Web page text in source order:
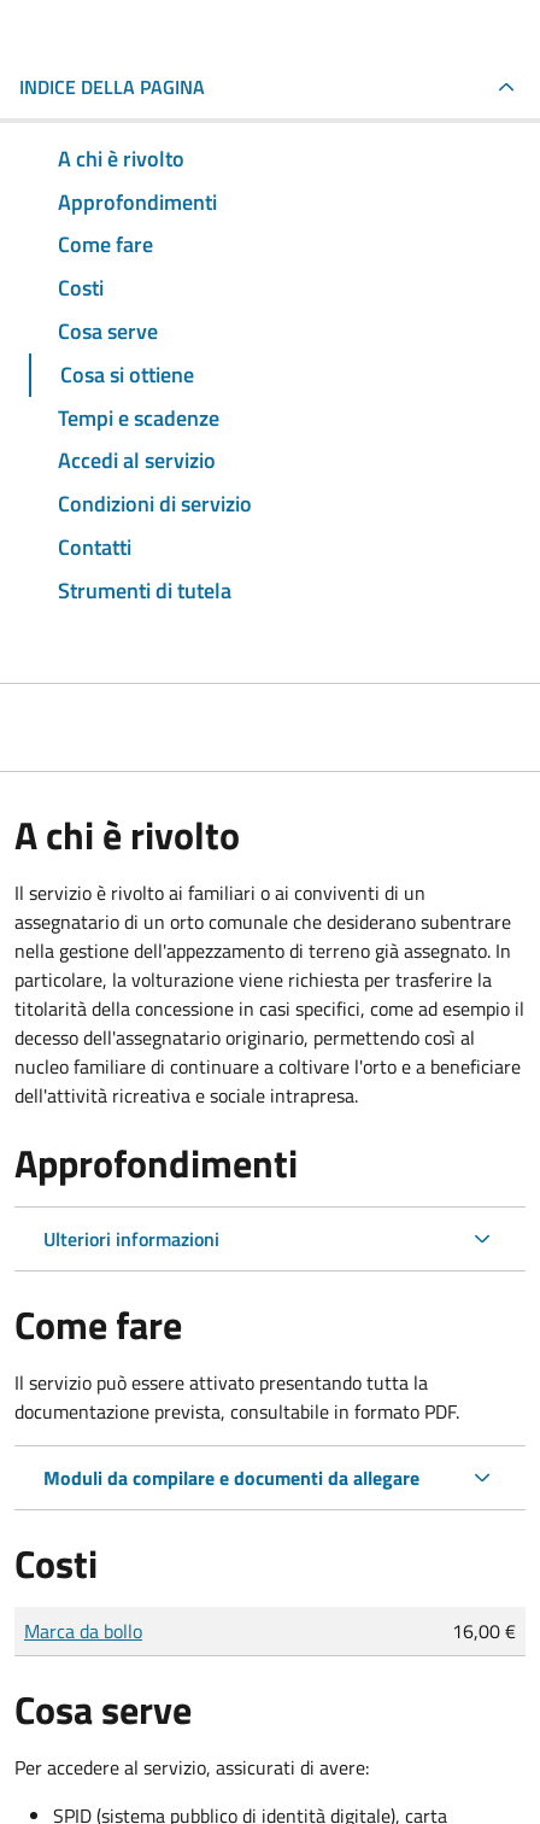
INDICE DELLA PAGINA
A chi è rivolto
Approfondimenti
Come fare
Costi
Cosa serve
Cosa si ottiene
Tempi e scadenze
Accedi al servizio
Condizioni di servizio
Contatti
Strumenti di tutela
A chi è rivolto
Il servizio è rivolto ai familiari o ai conviventi di un
assegnatario di un orto comunale che desiderano subentrare
nella gestione dell'appezzamento di terreno già assegnato. In
particolare, la volturazione viene richiesta per trasferire la
titolarità della concessione in casi specifici, come ad esempio il
decesso dell'assegnatario originario, permettendo così al
nucleo familiare di continuare a coltivare l'orto e a beneficiare
dell'attività ricreativa e sociale intrapresa.
Approfondimenti
Ulteriori informazioni
Come fare
Il servizio può essere attivato presentando tutta la
documentazione prevista, consultabile in formato PDF.
Moduli da compilare e documenti da allegare
Costi
Tipo di pagamento
Importo
Marca da bollo 16,00 €
Cosa serve
Per accedere al servizio, assicurati di avere:
SPID (sistema pubblico di identità digitale), carta